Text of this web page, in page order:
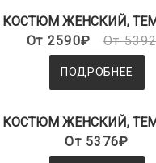
КОСТЮМ ЖЕНСКИЙ,
От 2590₽
От
ПОДРОБНЕЕ
КОСТЮМ ЖЕНСКИЙ,
От 5376₽